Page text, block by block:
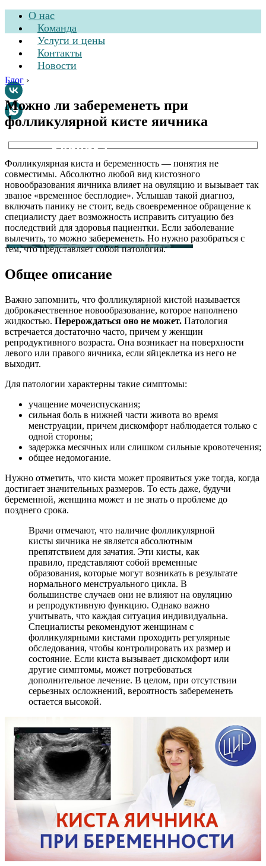
О нас
Команда
Услуги и цены
Контакты
Новости
Стоматологическая
клиника
Блог ›
Можно ли забеременеть при
фолликулярной кисте яичника
Фолликулярная киста и беременность — понятия не
совместимы. Абсолютно любой вид кистозного
новообразования яичника влияет на овуляцию и вызывает так
званое «временное бесплодие». Услышав такой диагноз,
включать панику не стоит, ведь своевременное обращение к
специалисту дает возможность исправить ситуацию без
последствий для здоровья пациентки. Если заболевание
вылечить, то можно забеременеть. Но нужно разобраться с
тем, что представляет собой патология.
Общее описание
Важно запомнить, что фолликулярной кистой называется
доброкачественное новообразование, которое наполнено
жидкостью. Перерождаться оно не может. Патология
встречается достаточно часто, причем у женщин
репродуктивного возраста. Она возникает на поверхности
левого или правого яичника, если яйцеклетка из него не
выходит.
Для патологии характерны такие симптомы:
учащение мочеиспускания;
сильная боль в нижней части живота во время
менструации, причем дискомфорт наблюдается только с
одной стороны;
задержка месячных или слишком сильные кровотечения;
общее недомогание.
Нужно отметить, что киста может проявиться уже тогда, когда
достигает значительных размеров. То есть даже, будучи
беременной, женщина может и не знать о проблеме до
позднего срока.
Врачи отмечают, что наличие фолликулярной
кисты яичника не является абсолютным
препятствием для зачатия. Эти кисты, как
правило, представляют собой временные
образования, которые могут возникать в результате
нормального менструального цикла. В
большинстве случаев они не влияют на овуляцию
и репродуктивную функцию. Однако важно
учитывать, что каждая ситуация индивидуальна.
Специалисты рекомендуют женщинам с
фолликулярными кистами проходить регулярные
обследования, чтобы контролировать их размер и
состояние. Если киста вызывает дискомфорт или
другие симптомы, может потребоваться
дополнительное лечение. В целом, при отсутствии
серьезных осложнений, вероятность забеременеть
остается высокой.